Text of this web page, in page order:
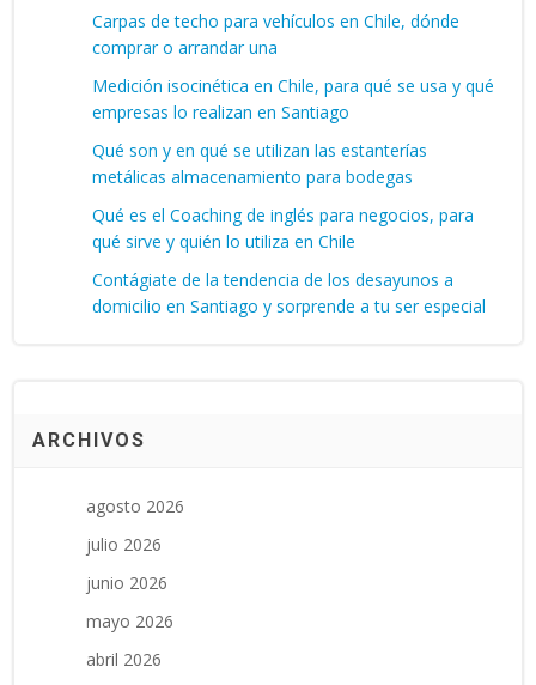
Carpas de techo para vehículos en Chile, dónde
comprar o arrandar una
Medición isocinética en Chile, para qué se usa y qué
empresas lo realizan en Santiago
Qué son y en qué se utilizan las estanterías
metálicas almacenamiento para bodegas
Qué es el Coaching de inglés para negocios, para
qué sirve y quién lo utiliza en Chile
Contágiate de la tendencia de los desayunos a
domicilio en Santiago y sorprende a tu ser especial
ARCHIVOS
agosto 2026
julio 2026
junio 2026
mayo 2026
abril 2026